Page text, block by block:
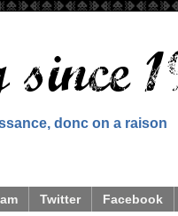
donc on a raison
Twitter Facebook